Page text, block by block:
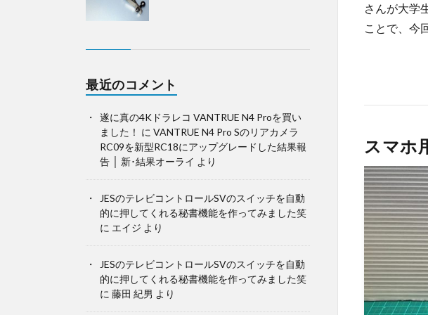
さんが大学
ことで、今
スマホ
最近のコメント
遂に真の4Kドラレコ VANTRUE N4 Proを買い
ました！ に VANTRUE N4 Pro Sのリアカメラ
RC09を新型RC18にアップグレードした結果報
告 │ 新･結果オーライ より
JESのテレビコントロールSVのスイッチを自動
的に押してくれる秘書機能を作ってみました笑
に エイジ より
JESのテレビコントロールSVのスイッチを自動
的に押してくれる秘書機能を作ってみました笑
に 藤田 紀男 より